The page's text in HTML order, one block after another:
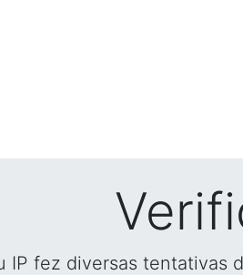
IP fez diversas tentativas